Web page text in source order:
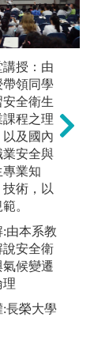
位學習
山醫學
業安全
講授：由
帶領同學
安全衛生
課程之理
以及國內
業安全與
專業知
技術，以
。
:由本系教
說安全衛
氣候變遷
理
:長榮大學